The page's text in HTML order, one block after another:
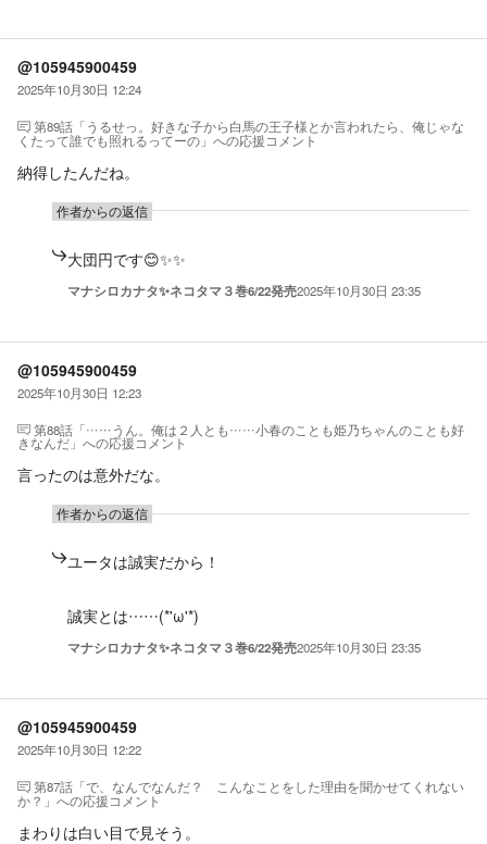
@105945900459
2025年10月30日 12:24
第89話「うるせっ。好きな子から白馬の王子様とか言われたら、俺じゃな
くたって誰でも照れるってーの」への応援コメント
納得したんだね。
作者からの返信
大団円です😊✨✨
マナシロカナタ✨ネコタマ３巻6/22発売2025年10月30日 23:35
@105945900459
2025年10月30日 12:23
第88話「……うん。俺は２人とも……小春のことも姫乃ちゃんのことも好
きなんだ」 への応援コメント
言ったのは意外だな。
作者からの返信
ユータは誠実だから！
誠実とは……(*'ω'*)
マナシロカナタ✨ネコタマ３巻6/22発売2025年10月30日 23:35
@105945900459
2025年10月30日 12:22
第87話「で、なんでなんだ？ こんなことをした理由を聞かせてくれない
か？」 への応援コメント
まわりは白い目で見そう。